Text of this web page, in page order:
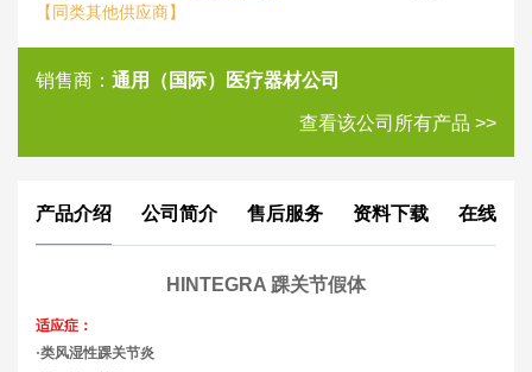
【同类其他供应商】
销售商： 通用（国际）医疗器材公司
查看该公司所有产品 >>
产品介绍 公司简介 售后服务 资料下载 在线评
HINTEGRA 踝关节假体
适应症：
·类风湿性踝关节炎